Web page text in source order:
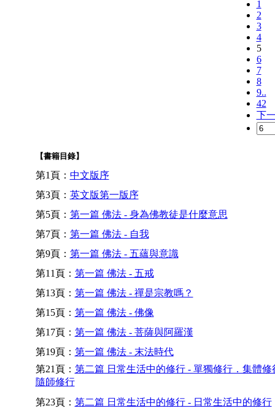
1
2
3
4
5
6
7
8
9..
42
下
【書籍目錄】
第1頁： 中文版序
第3頁： 英文版第一版序
第5頁： 第一篇 佛法 - 身為佛教徒是什麼意思
第7頁： 第一篇 佛法 - 自我
第9頁： 第一篇 佛法 - 五蘊與意識
第11頁： 第一篇 佛法 - 五戒
第13頁： 第一篇 佛法 - 禪是宗教嗎？
第15頁： 第一篇 佛法 - 佛像
第17頁： 第一篇 佛法 - 菩薩與阿羅漢
第19頁： 第一篇 佛法 - 末法時代
第21頁： 第二篇 日常生活中的修行 - 單獨修行．集體修
隨師修行
第23頁： 第二篇 日常生活中的修行 - 日常生活中的修行